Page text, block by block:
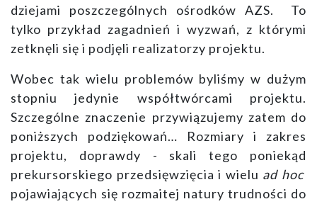
dziejami poszczególnych ośrodków AZS. To
tylko przykład zagadnień i wyzwań, z którymi
zetknęli się i podjęli realizatorzy projektu.
Wobec tak wielu problemów byliśmy w dużym
stopniu jedynie współtwórcami projektu.
Szczególne znaczenie przywiązujemy zatem do
poniższych podziękowań… Rozmiary i zakres
projektu, doprawdy - skali tego poniekąd
prekursorskiego przedsięwzięcia i wielu ad hoc
pojawiających się rozmaitej natury trudności do